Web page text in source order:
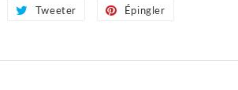
PartagerTweeter
TweeterÉpingler